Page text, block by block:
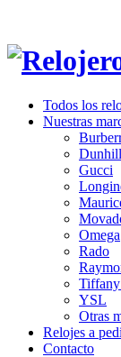
Todos los
Nuestras
Dunhill
Gucci
Omega
Rado
YSL
Otras
Relojes a
Contacto